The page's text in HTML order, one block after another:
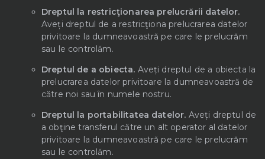
Dreptul la restricţionarea prelucrării datelor.
Aveți dreptul de a restricţiona prelucrarea datelor
privitoare la dumneavoastră pe care le prelucrăm
sau le controlăm.
Dreptul de a obiecta. Aveți dreptul de a obiecta la
prelucrarea datelor privitoare la dumneavoastră de
către noi sau în numele nostru.
Dreptul la portabilitatea datelor. Aveți dreptul de
a obţine transferul către un alt operator al datelor
privitoare la dumneavoastră pe care le prelucrăm
sau le controlăm.